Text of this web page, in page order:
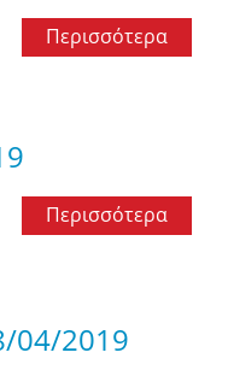
Περισσότερα
Περισσότερα
2019